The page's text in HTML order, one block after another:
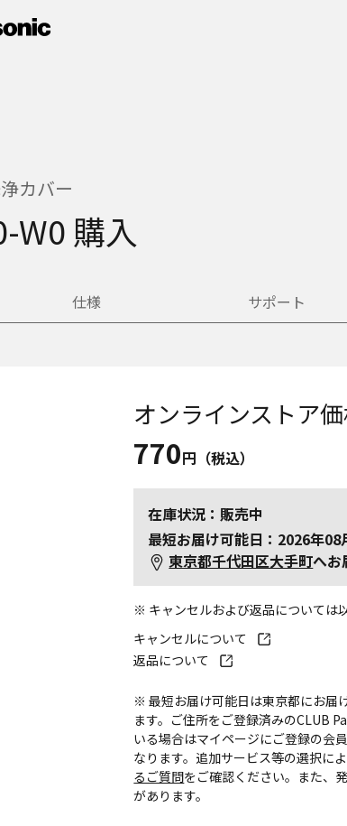
カバー
W0 購入
仕様 サポート
オンラインストア
770円（税込）
在庫状況：販売中
最短お届け可能日：2026年08
東京都千代田区大手町へお
※ キャンセルおよび返品については
キャンセルについて
返品について
※ 最短お届け可能日は東京都にお届
ます。ご住所をご登録済みのCLUB
いる場合はマイページにご登録の会
なります。追加サービス等の選択に
るご質問をご確認ください。また、
があります。